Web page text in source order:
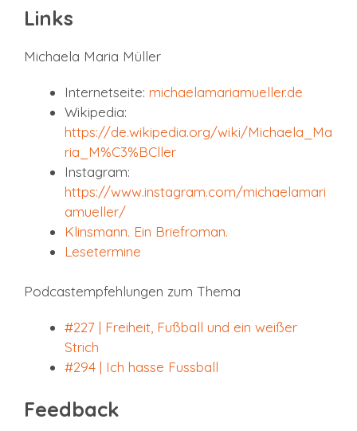
Links
Michaela Maria Müller
Internetseite: michaelamariamueller.de
Wikipedia:
https://de.wikipedia.org/wiki/Michaela_Ma
ria_M%C3%BCller
Instagram:
https://www.instagram.com/michaelamari
amueller/
Klinsmann. Ein Briefroman.
Lesetermine
Podcastempfehlungen zum Thema
#227 | Freiheit, Fußball und ein weißer
Strich
#294 | Ich hasse Fussball
Feedback